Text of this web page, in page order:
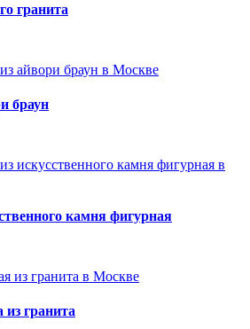
гранита
браун
камня фигурная
гранита